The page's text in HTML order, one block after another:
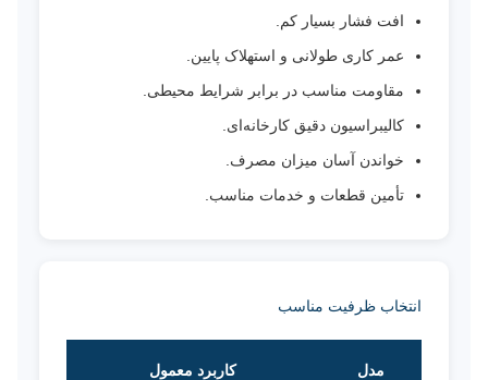
افت فشار بسیار کم.
عمر کاری طولانی و استهلاک پایین.
مقاومت مناسب در برابر شرایط محیطی.
کالیبراسیون دقیق کارخانه‌ای.
خواندن آسان میزان مصرف.
تأمین قطعات و خدمات مناسب.
انتخاب ظرفیت مناسب
مدل کاربرد معمول